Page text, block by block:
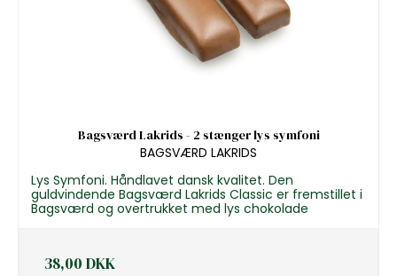
Bagsværd Lakrids - 2 stænger lys symfoni
BAGSVÆRD LAKRIDS
Lys Symfoni. Håndlavet dansk kvalitet. Den
guldvindende Bagsværd Lakrids Classic er fremstillet i
Bagsværd og overtrukket med lys chokolade
38,00 DKK